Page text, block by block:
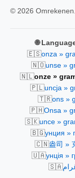
© 2026
🌐
🇪🇸onza »
🇳🇴unse »
🇳🇱onze »
🇵🇱uncja »
🇹🇷ons »
🇵🇭Onsa »
🇸🇰unce »
🇧🇬унция »
🇨🇳盎司 »
🇺🇦унція »
🇸🇦